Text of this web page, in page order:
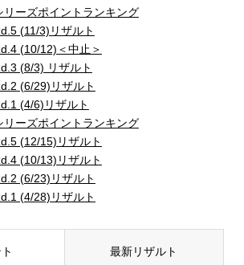
リーズポイントランキング
(11/3)リザルト
(10/12)＜中止＞
(8/3) リザルト
(6/29)リザルト
(4/6)リザルト
リーズポイントランキング
(12/15)リザルト
(10/13)リザルト
(6/23)リザルト
(4/28)リザルト
最新リザルト